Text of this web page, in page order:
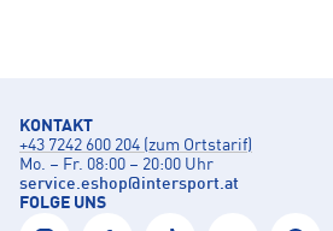
KONTAKT
+43 7242 600 204 (zum Ortstarif)
Mo. – Fr. 08:00 – 20:00 Uhr
service.eshop@intersport.at
FOLGE UNS